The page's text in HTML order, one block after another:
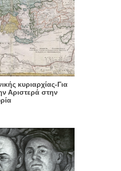
κυριαρχίας-Για
Αριστερά στην